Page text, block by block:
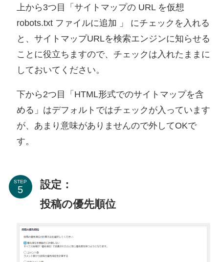
上から3つ目「サイトマップの URL を仮想
robots.txt ファイルに追加 」 にチェックを入れる
と、サイトマップURLを検索エンジンに知らせる
ことに役立ちますので、チェックは入れたままに
しておいてください。
下から2つ目「HTML形式でのサイトマップを含
める」はデフォルトではチェックが入っています
が、あまり意味がありませんので外してOKで
す。
STEP
設定：
投稿の優先順位